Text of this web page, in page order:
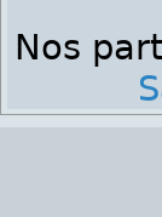
Nos